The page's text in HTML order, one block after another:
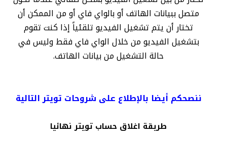
متصل ببيانات الهاتف أو بالواي فاي أو من الممكن أن
تختار أن يتم تشغيل الفيديو تلقئياً إذا كنت تقوم
بتشغيل الفيديو من خلال الواي فاي فقط وليس في
حالة التشغيل من بيانات الهاتف.
ننصحكم أيضا بالإطلاع على شروحات تويتر التالية
طريقة اغلاق حساب تويتر نهائيا